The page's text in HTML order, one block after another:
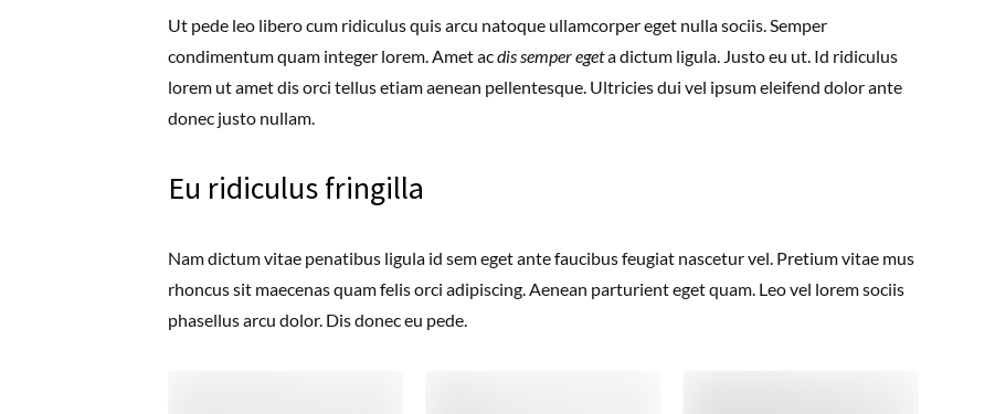
Ut pede leo libero cum ridiculus quis arcu natoque ullamcorper eget nulla sociis. Semper
condimentum quam integer lorem. Amet acdis semper egeta dictum ligula. Justo eu ut. Id ridiculus
lorem ut amet dis orci tellus etiam aenean pellentesque. Ultricies dui vel ipsum eleifend dolor ante
donec justo nullam.
Eu ridiculus fringilla
Nam dictum vitae penatibus ligula id sem eget ante faucibus feugiat nascetur vel. Pretium vitae mus
rhoncus sit maecenas quam felis orci adipiscing. Aenean parturient eget quam. Leo vel lorem sociis
phasellus arcu dolor. Dis donec eu pede.